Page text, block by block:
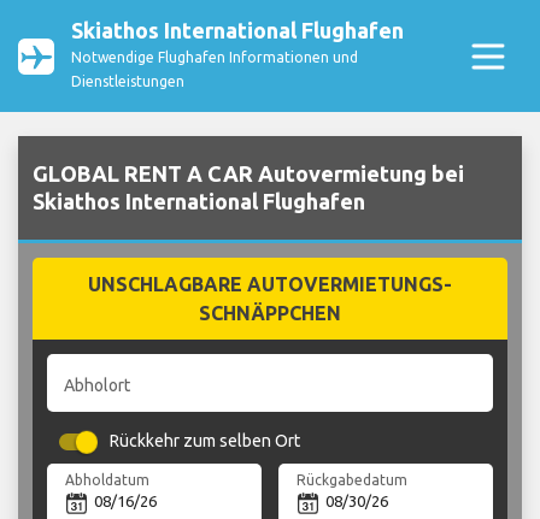
Skiathos International Flughafen
Notwendige Flughafen Informationen und
Dienstleistungen
GLOBAL RENT A CAR Autovermietung bei
Skiathos International Flughafen
UNSCHLAGBARE AUTOVERMIETUNGS-
SCHNÄPPCHEN
Abholort
Rückkehr zum selben Ort
Abholdatum Rückgabedatum